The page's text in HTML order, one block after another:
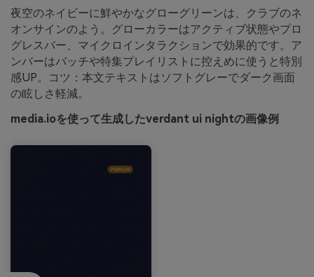
夜空のネイビーに鮮やかなグローグリーンは、クラブのネ
オンサインのよう。グローカラーはアクティブ状態やプロ
グレスバー、マイクロインタラクションで効果的です。ア
ンバーはバッチや特集プレイリストに控えめに使うと特別
感UP。コツ：本文テキストはソフトグレーでダーク画面
の眩しさ軽減。
media.ioを使って生成したverdant ui nightの画像例